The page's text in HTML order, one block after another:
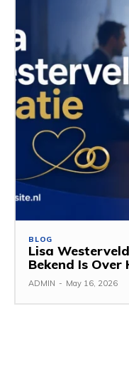
BLOG
Lisa
Bekend Is Over
ADMIN - May 16, 2026